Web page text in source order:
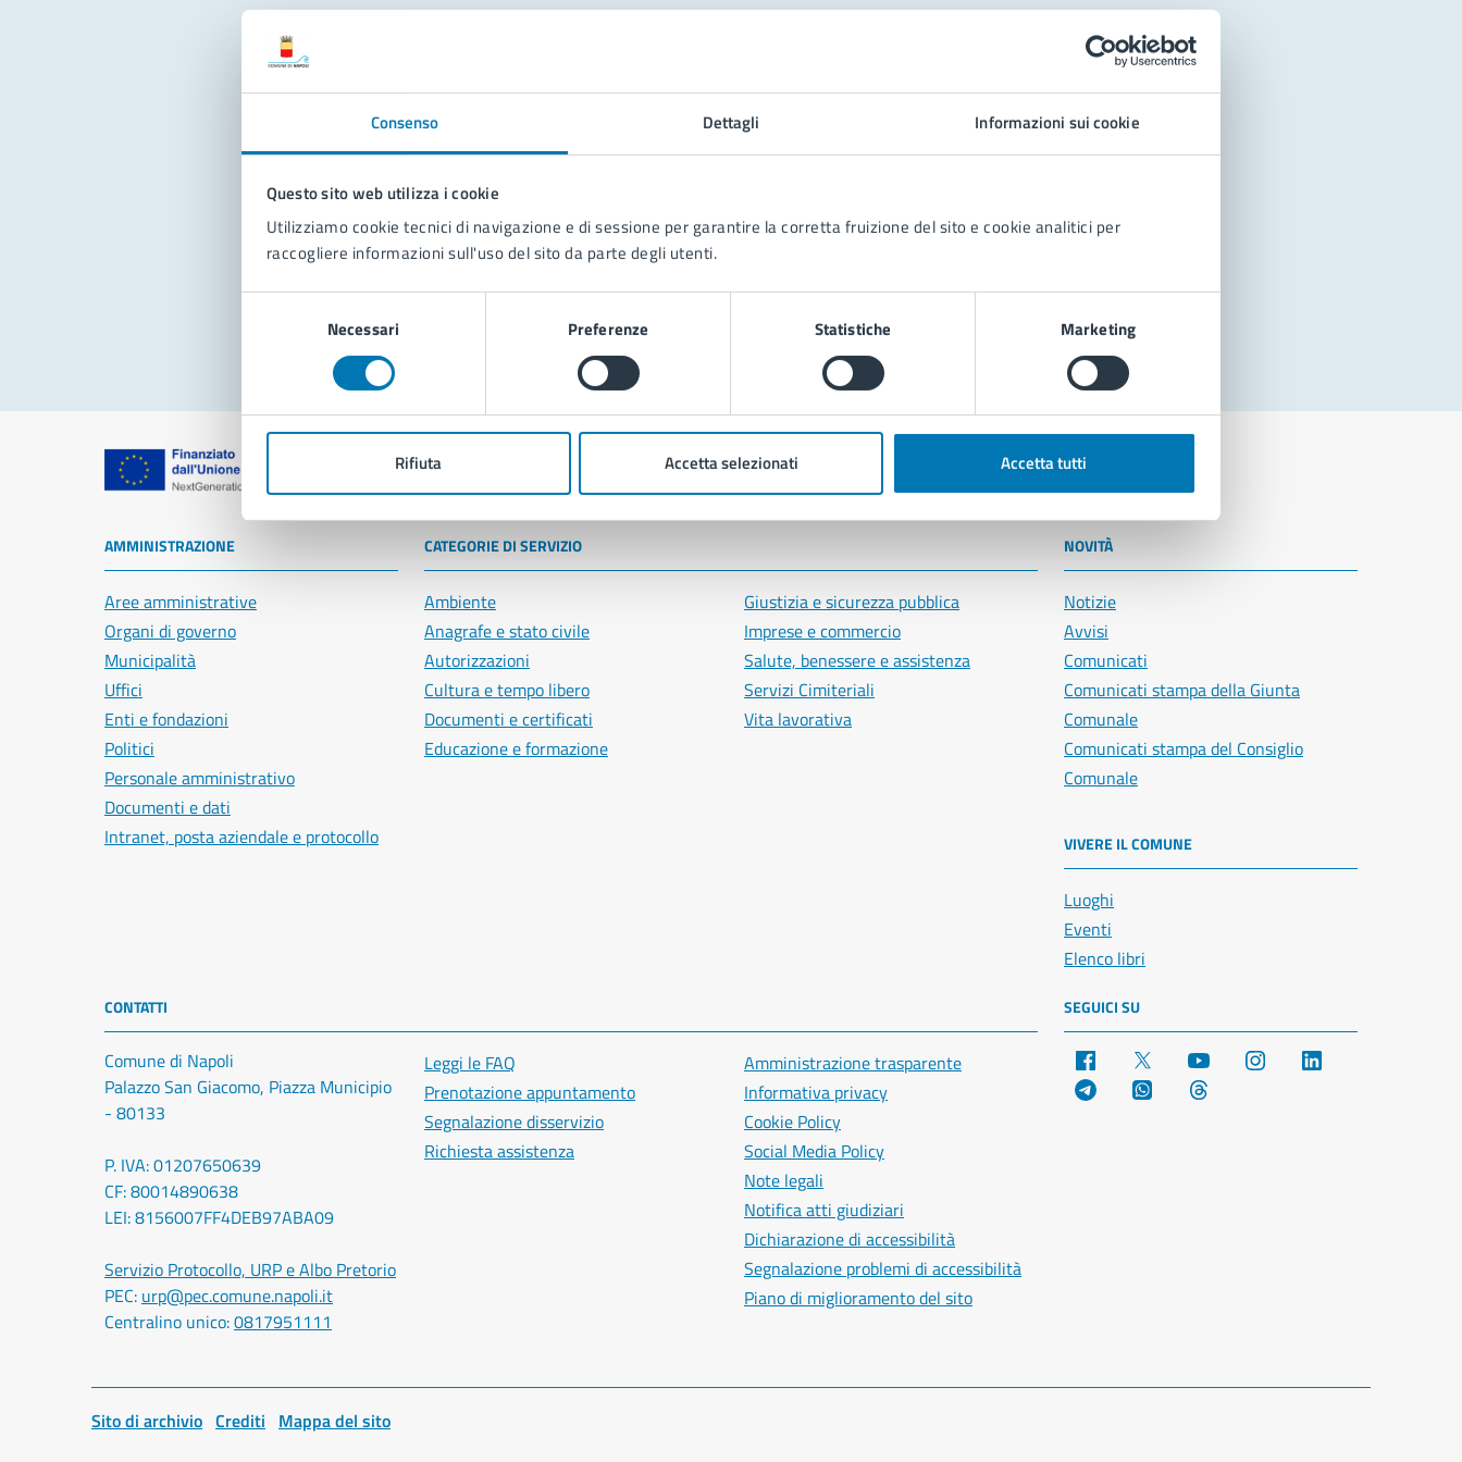
Consenso Dettagli Informazioni sui cookie
Questo sito web utilizza i cookie
Utilizziamo cookie tecnici di navigazione e di sessione per garantire la corretta fruizione del sito e cookie analitici per
raccogliere informazioni sull'uso del sito da parte degli utenti.
Necessari Preferenze Statistiche Marketing
Rifiuta Accetta selezionati Accetta tutti
Problemi in città
Segnala disservizio
Comune di Napoli
AMMINISTRAZIONE
Aree amministrative
Organi di governo
Municipalità
Uffici
Enti e fondazioni
Politici
Personale amministrativo
Documenti e dati
Intranet, posta aziendale e protocollo
CATEGORIE DI SERVIZIO
Ambiente
Anagrafe e stato civile
Autorizzazioni
Cultura e tempo libero
Documenti e certificati
Educazione e formazione
Giustizia e sicurezza pubblica
Imprese e commercio
Salute, benessere e assistenza
Servizi Cimiteriali
Vita lavorativa
NOVITÀ
Notizie
Avvisi
Comunicati
Comunicati stampa della Giunta
Comunale
Comunicati stampa del Consiglio
Comunale
VIVERE IL COMUNE
Luoghi
Eventi
Elenco libri
CONTATTI
Comune di Napoli
Palazzo San Giacomo, Piazza Municipio
- 80133
P. IVA: 01207650639
CF: 80014890638
LEI: 8156007FF4DEB97ABA09
Servizio Protocollo, URP e Albo Pretorio
PEC: urp@pec.comune.napoli.it
Centralino unico:0817951111
Leggi le FAQ
Prenotazione appuntamento
Segnalazione disservizio
Richiesta assistenza
Amministrazione trasparente
Informativa privacy
Cookie Policy
Social Media Policy
Note legali
Notifica atti giudiziari
Dichiarazione di accessibilità
Segnalazione problemi di accessibilità
Piano di miglioramento del sito
SEGUICI SU
Facebook YouTube Instagram
Telegram WhatsApp
Sito di archivio Crediti Mappa del sito